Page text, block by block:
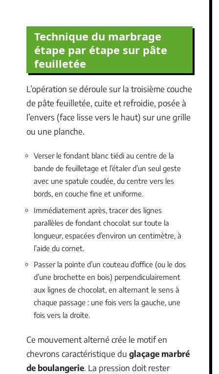
Technique du marbrage
étape par étape sur pâte
feuilletée
L’opération se déroule sur la troisième couche
de pâte feuilletée, cuite et refroidie, posée à
l’envers (face lisse vers le haut) sur une grille
ou une planche.
Verser le fondant blanc tiédi au centre de la
bande de feuilletage et l’étaler d’un seul geste
avec une spatule coudée, du centre vers les
bords, en couche fine et uniforme.
Immédiatement après, tracer des lignes
parallèles de fondant chocolat sur toute la
longueur, espacées d’environ un centimètre, à
l’aide du cornet.
Passer la pointe d’un couteau d’office (ou le dos
d’une brochette en bois) perpendiculairement
aux lignes de chocolat, en alternant le sens à
chaque passage : une fois vers la gauche, une
fois vers la droite.
Ce mouvement alterné crée le motif en
chevrons caractéristique du glaçage marbré
de boulangerie. La pression doit rester